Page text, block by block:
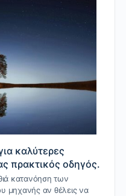
καλύτερες
πρακτικός οδηγός.
κατανόηση των
μηχανής αν θέλεις να